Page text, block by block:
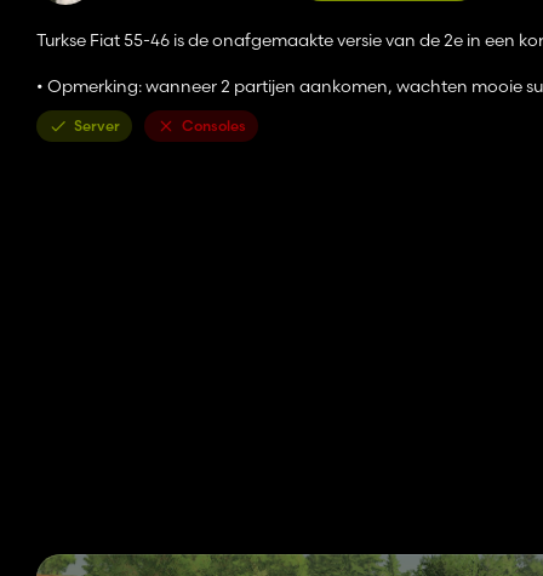
Turkse Fiat 55-46 is de onafgemaakte versie van de 2e in een
• Opmerking: wanneer 2 partijen aankomen, wachten mooie
Server Consoles